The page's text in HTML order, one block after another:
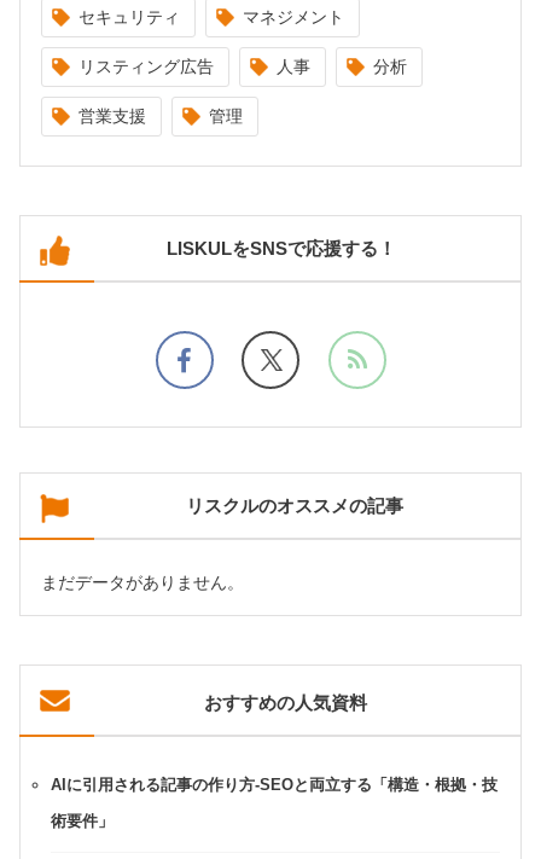
セキュリティ マネジメント
リスティング広告 人事 分析
営業支援 管理
LISKULをSNSで応援する！
リスクルのオススメの記事
まだデータがありません。
おすすめの人気資料
AIに引用される記事の作り方-SEOと両立する「構造・根拠・技
術要件」